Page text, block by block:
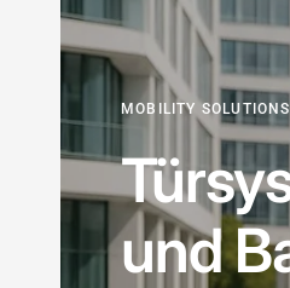
MOBILITY SOLUTIONS
und